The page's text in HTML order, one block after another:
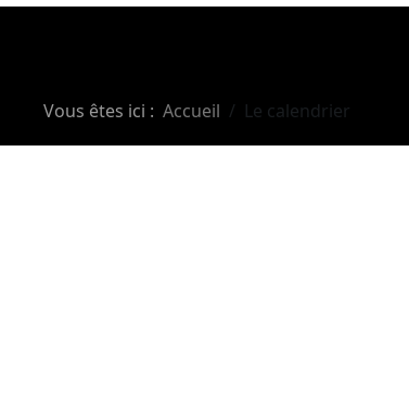
Vous êtes ici : Accueil Le calendrier